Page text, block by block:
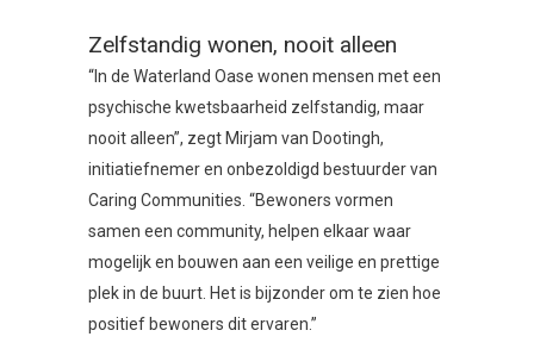
Zelfstandig wonen, nooit alleen
“In de Waterland Oase wonen mensen met een
psychische kwetsbaarheid zelfstandig, maar
nooit alleen”, zegt Mirjam van Dootingh,
initiatiefnemer en onbezoldigd bestuurder van
Caring Communities. “Bewoners vormen
samen een community, helpen elkaar waar
mogelijk en bouwen aan een veilige en prettige
plek in de buurt. Het is bijzonder om te zien hoe
positief bewoners dit ervaren.”